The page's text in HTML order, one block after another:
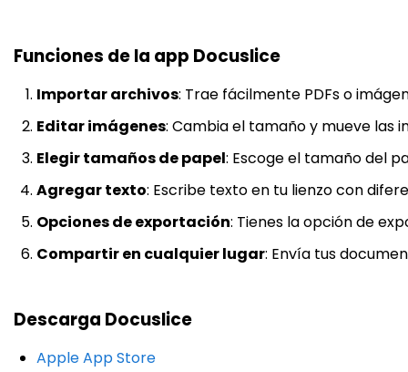
Funciones de la app Docuslice
Importar archivos: Trae fácilmente PDFs o
Editar imágenes: Cambia el tamaño y mueve las
Elegir tamaños de papel: Escoge el tamaño del
Agregar texto: Escribe texto en tu lienzo con
Opciones de exportación: Tienes la opción de
Compartir en cualquier lugar: Envía tus
Descarga Docuslice
Apple App Store